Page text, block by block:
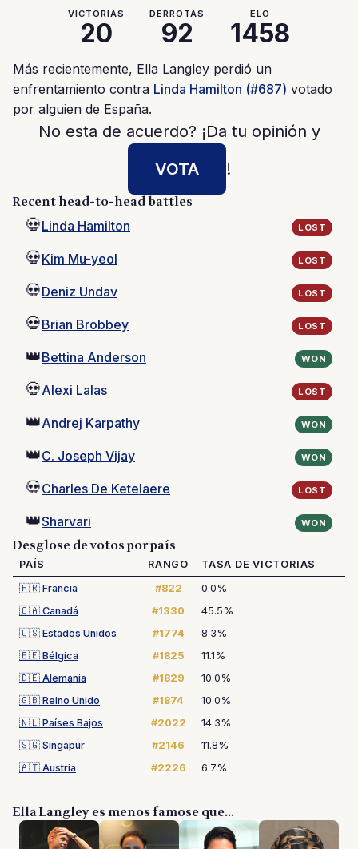
VICTORIAS
20
DERROTAS
92
ELO
1458
Más recientemente, Ella Langley perdió un
enfrentamiento contra Linda Hamilton (#687) votado
por alguien de España.
No esta de acuerdo? ¡Da tu opinión y
VOTA
!
Recent head-to-head battles
💀Linda Hamilton LOST
💀Kim Mu-yeol LOST
💀Deniz Undav LOST
💀Brian Brobbey LOST
👑Bettina Anderson WON
💀Alexi Lalas LOST
👑Andrej Karpathy WON
👑C. Joseph Vijay WON
💀Charles De Ketelaere LOST
👑Sharvari WON
Desglose de votos por país
PAÍS RANGO
TASA DE VICTORIAS
🇫🇷 Francia #822
0.0%
🇨🇦 Canadá #1330
45.5%
🇺🇸 Estados Unidos #1774
8.3%
🇧🇪 Bélgica #1825
11.1%
🇩🇪 Alemania #1829
10.0%
🇬🇧 Reino Unido #1874
10.0%
🇳🇱 Países Bajos #2022
14.3%
🇸🇬 Singapur #2146
11.8%
🇦🇹 Austria #2226 6.7%
Ella Langley es menos famose que...